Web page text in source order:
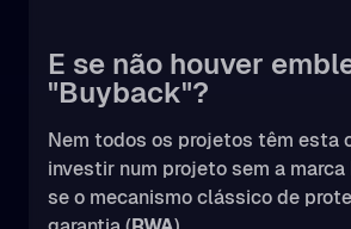
E se não houver
"Buyback"?
Nem todos os projetos têm esta
investir num projeto sem a
se o mecanismo clássico de